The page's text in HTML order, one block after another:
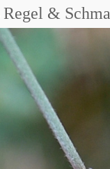
Regel &